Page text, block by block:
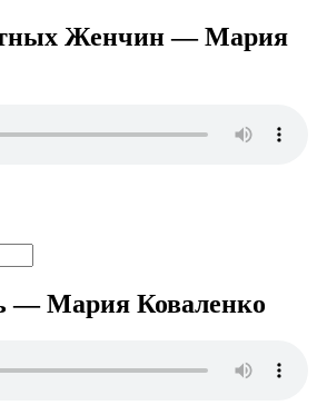
Женчин — Мария
— Мария Коваленко